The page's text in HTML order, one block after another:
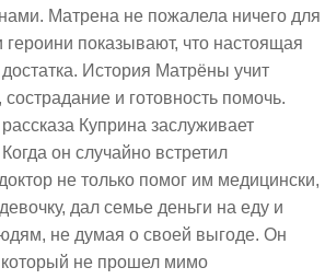
Матрена не пожалела ничего для
показывают, что настоящая
История Матрёны учит
сострадание и готовность помочь.
Куприна заслуживает
он случайно встретил
не только помог им медицински,
дал семье деньги на еду и
не думая о своей выгоде. Он
не прошел мимо